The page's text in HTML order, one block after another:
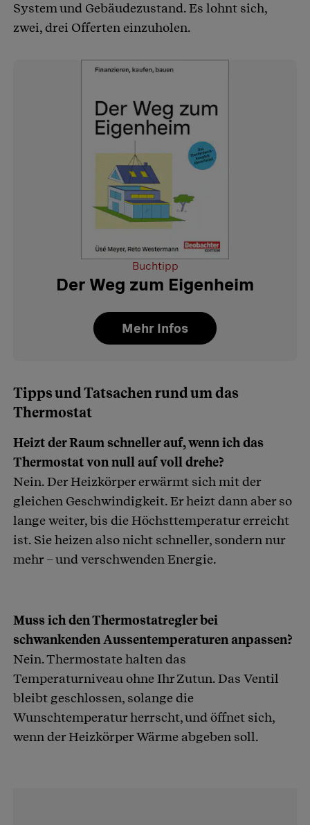
System und Gebäudezustand. Es lohnt sich,
zwei, drei Offerten einzuholen.
Buchtipp
Der Weg zum Eigenheim
Mehr Infos
Tipps und Tatsachen rund um das
Thermostat
Heizt der Raum schneller auf, wenn ich das
Thermostat von null auf voll drehe?
Nein. Der Heizkörper erwärmt sich mit der
gleichen Geschwindigkeit. Er heizt dann aber so
lange weiter, bis die Höchsttemperatur erreicht
ist. Sie heizen also nicht schneller, sondern nur
mehr – und verschwenden Energie.
Muss ich den Thermostatregler bei
schwankenden Aussentemperaturen anpassen?
Nein. Thermostate halten das
Temperaturniveau ohne Ihr Zutun. Das Ventil
bleibt geschlossen, solange die
Wunschtemperatur herrscht, und öffnet sich,
wenn der Heizkörper Wärme abgeben soll.